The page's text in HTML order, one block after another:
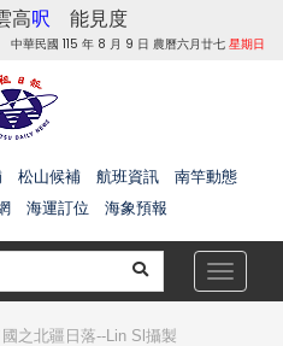
高呎 能見度
中華民國 115 年 8 月 9 日 農曆六月廿七 星期日
松山候補 航班資訊
南竿動態
海運訂位 海象預報
Toggle
之北疆日落--lin Sl攝製